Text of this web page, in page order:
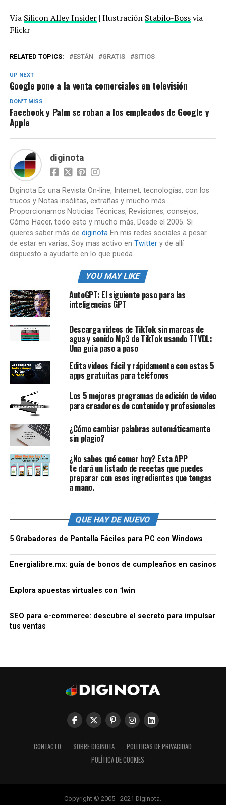
Vía Silicon Alley Insider| Ilustración Stabilo-Bossvia
Flickr
RELATED TOPICS: ESTÁN GRATIS SITIOS
UP NEXT
Google pone a la venta comerciales en televisión
DON'T MISS
Facebook y Palm se roban a los empleados de Google y
Apple
diginota
Diginota Es una Revista On-line, Internet, tecnologías, con los
trucos y Notas insólitas, extrañas y mucho más... .
Proporcionamos Noticias Técnicas, Revisiones, consejos,
Cómo Hacer, todo esto y mucho más. Desde el 2005. Si
quieres saber más de diginotaEn mis redes sociales a pesar
de estar en varias, Soy mas activo en Twittery de allí
dispuesto a ayudarte en lo que pueda.
YOU MAY LIKE
AutoGPT: El siguiente paso para las
inteligencias GPT
Descarga videos de TikTok sin marcas de
agua y sonido Mp3 de TikTok usando TTVDL:
Una guía paso a paso
Edita videos fácil y rápidamente con estas 5
apps gratuitas para teléfonos
Los 5 mejores programas de edición de video
para creadores de contenido y profesionales
¿Cómo cambiar palabras automáticamente
sin plagio?
¿No sabes qué comer hoy? Esta APP
te dará un listado de recetas que puedes
preparar con esos ingredientes que tengas
a mano.
QUE HAY DE NUEVO
5 Grabadores de Pantalla Fáciles para PC con Windows
Energialibre.mx: guía de bonos de cumpleaños en casinos
Explora apuestas virtuales con 1win
SEO para e-commerce: descubre el secreto para impulsar
tus ventas
CONTACTO SOBRE DIGINOTA
POLITICAS DE PRIVACIDAD
POLÍTICA DE COOKIES
Copyright © 2005 - 2021 Diginota.